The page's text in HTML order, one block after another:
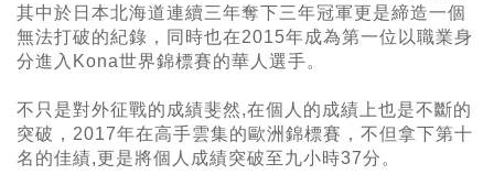
其中於日本北海道連續三年奪下三年冠軍更是締造一個
無法打破的紀錄，同時也在2015年成為第一位以職業身
分進入Kona世界錦標賽的華人選手。
不只是對外征戰的成績斐然,在個人的成績上也是不斷的
突破，2017年在高手雲集的歐洲錦標賽，不但拿下第十
名的佳績,更是將個人成績突破至九小時37分。